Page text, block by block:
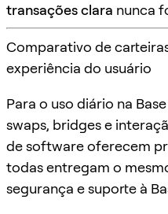
transações clara nunca
Comparativo de
experiência do usuário
Para o uso diário na
swaps, bridges e
de software oferecem
todas entregam o
segurança e suporte à